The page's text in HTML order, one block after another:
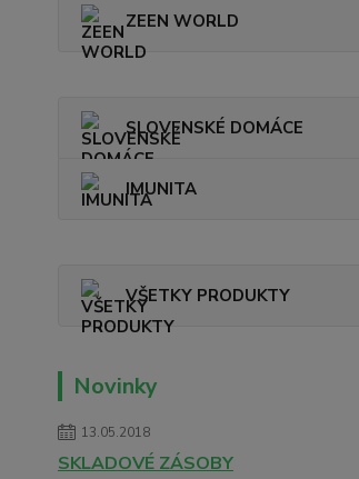
ZEEN WORLD
SLOVENSKÉ DOMÁCE
IMUNITA
VŠETKY PRODUKTY
Novinky
13.05.2018
SKLADOVÉ ZÁSOBY